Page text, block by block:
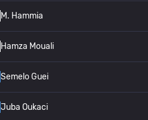
M. Hammia
Hamza Mouali
Semelo Guei
Juba Oukaci